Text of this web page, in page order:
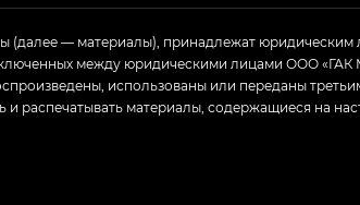
(далее — материалы), принадлежат юридическим
между юридическими лицами ООО
использованы или переданы
распечатывать материалы, содержащиеся на